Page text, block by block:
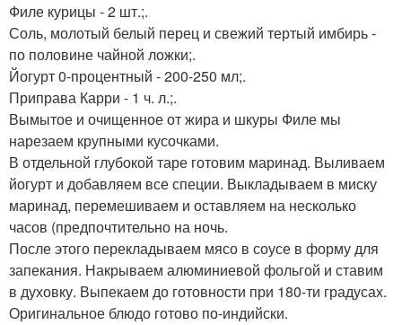
Филе курицы - 2 шт.;.
Соль, молотый белый перец и свежий тертый имбирь -
по половине чайной ложки;.
Йогурт 0-процентный - 200-250 мл;.
Приправа Карри - 1 ч. л.;.
Вымытое и очищенное от жира и шкуры Филе мы
нарезаем крупными кусочками.
В отдельной глубокой таре готовим маринад. Выливаем
йогурт и добавляем все специи. Выкладываем в миску
маринад, перемешиваем и оставляем на несколько
часов (предпочтительно на ночь.
После этого перекладываем мясо в соусе в форму для
запекания. Накрываем алюминиевой фольгой и ставим
в духовку. Выпекаем до готовности при 180-ти градусах.
Оригинальное блюдо готово по-индийски.